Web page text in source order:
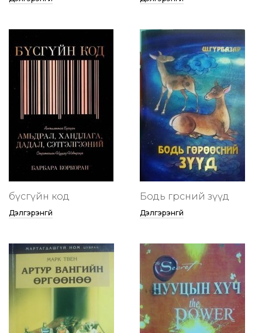
бүсгүйн код
Дэлгэрэнгүй
Бодь гөрөөсний зүүд
Дэлгэрэнгүй